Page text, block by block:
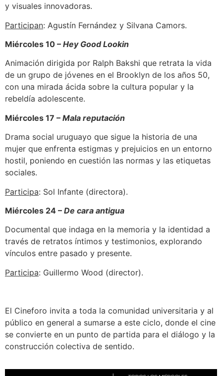
y visuales innovadoras.
Participan: Agustín Fernández y Silvana Camors.
Miércoles 10 – Hey Good Lookin
Animación dirigida por Ralph Bakshi que retrata la vida
de un grupo de jóvenes en el Brooklyn de los años 50,
con una mirada ácida sobre la cultura popular y la
rebeldía adolescente.
Miércoles 17 – Mala reputación
Drama social uruguayo que sigue la historia de una
mujer que enfrenta estigmas y prejuicios en un entorno
hostil, poniendo en cuestión las normas y las etiquetas
sociales.
Participa: Sol Infante (directora).
Miércoles 24 – De cara antigua
Documental que indaga en la memoria y la identidad a
través de retratos íntimos y testimonios, explorando
vínculos entre pasado y presente.
Participa: Guillermo Wood (director).
El Cineforo invita a toda la comunidad universitaria y al
público en general a sumarse a este ciclo, donde el cine
se convierte en un punto de partida para el diálogo y la
construcción colectiva de sentido.